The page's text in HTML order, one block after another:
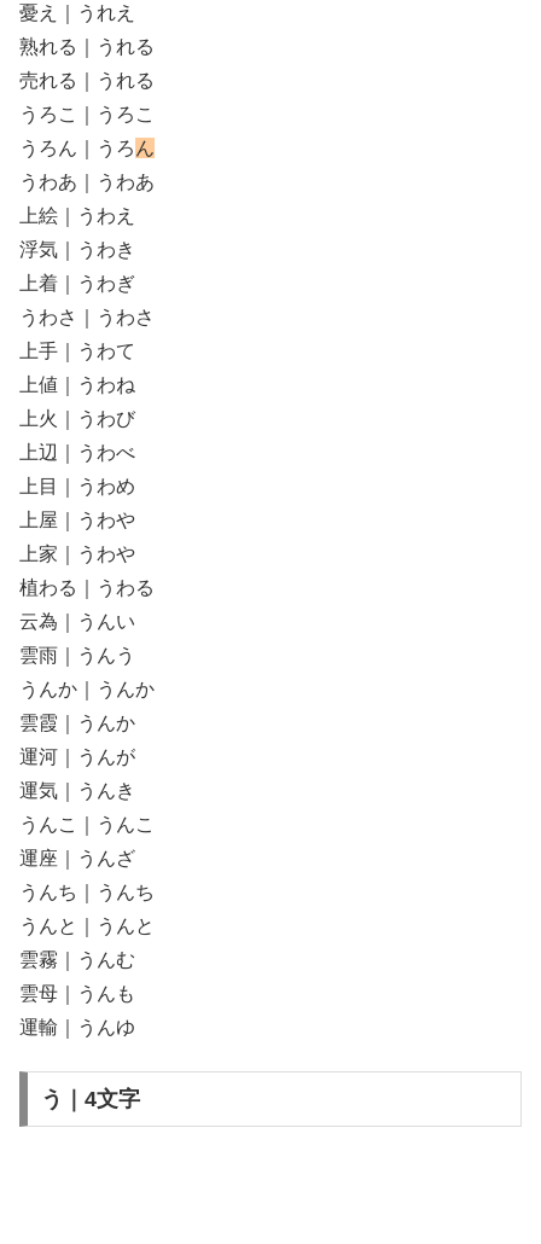
憂え｜うれえ
熟れる｜うれる
売れる｜うれる
うろこ｜うろこ
うろん｜うろ ん
うわあ｜うわあ
上絵｜うわえ
浮気｜うわき
上着｜うわぎ
うわさ｜うわさ
上手｜うわて
上値｜うわね
上火｜うわび
上辺｜うわべ
上目｜うわめ
上屋｜うわや
上家｜うわや
植わる｜うわる
云為｜うんい
雲雨｜うんう
うんか｜うんか
雲霞｜うんか
運河｜うんが
運気｜うんき
うんこ｜うんこ
運座｜うんざ
うんち｜うんち
うんと｜うんと
雲霧｜うんむ
雲母｜うんも
運輸｜うんゆ
う｜4文字